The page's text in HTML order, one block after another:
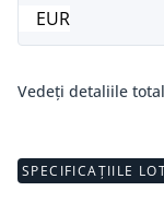
EUR
Vedeți detaliile
SPECIFICAȚIILE